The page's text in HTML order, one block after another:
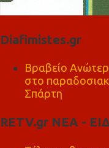
Diafimistes.gr
Βραβείο
στο
Σπάρτη
RETV.gr ΝΕΑ -